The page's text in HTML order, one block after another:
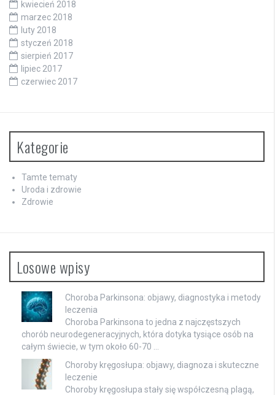
kwiecień 2018
marzec 2018
luty 2018
styczeń 2018
sierpień 2017
lipiec 2017
czerwiec 2017
Kategorie
Tamte tematy
Uroda i zdrowie
Zdrowie
Losowe wpisy
Choroba Parkinsona: objawy, diagnostyka i metody
leczenia
Choroba Parkinsona to jedna z najczęstszych
chorób neurodegeneracyjnych, która dotyka tysiące osób na
całym świecie, w tym około 60-70 …
Choroby kręgosłupa: objawy, diagnoza i skuteczne
leczenie
Choroby kręgosłupa stały się współczesną plagą,